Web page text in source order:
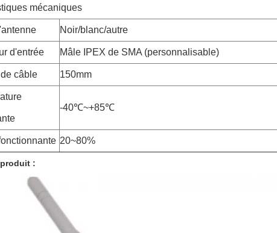
mécaniques
Noir/blanc/autre
d'entrée Mâle IPEX de SMA (personnalisable)
câble 150mm
-40℃~+85℃
20~80%
: